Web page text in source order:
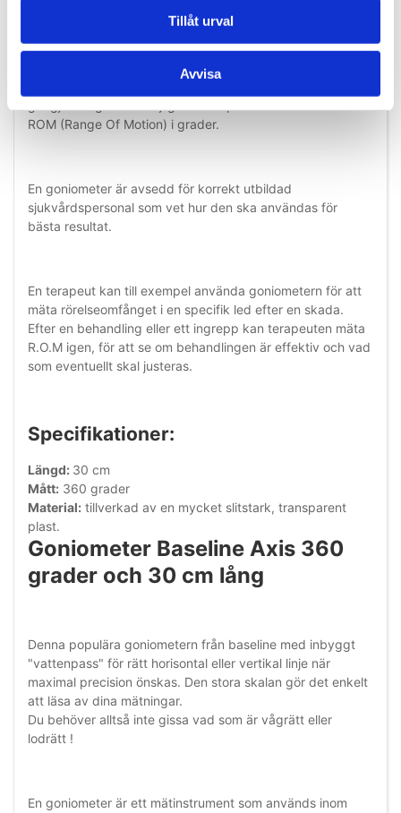
Tillåt urval
Avvisa
ortopedi/fysioterapi för att mäta en ledens rörelseomfång.
Det finns två "armar" - en stationär och en rörlig - som är
länkade till varandra. Var och en av dem placeras på
specifika punkter på kroppen med goniometerns centrum i
ROM (Range Of Motion) i grader.
En goniometer är avsedd för korrekt utbildad
sjukvårdspersonal som vet hur den ska användas för
bästa resultat.
En terapeut kan till exempel använda goniometern för att
mäta rörelseomfånget i en specifik led efter en skada.
Efter en behandling eller ett ingrepp kan terapeuten mäta
R.O.M igen, för att se om behandlingen är effektiv och vad
som eventuellt skal justeras.
Specifikationer:
Längd: 30 cm
Mått: 360 grader
Material: tillverkad av en mycket slitstark, transparent
plast.
Goniometer Baseline Axis 360
grader och 30 cm lång
Denna populära goniometern från baseline med inbyggt
"vattenpass" för rätt horisontal eller vertikal linje när
maximal precision önskas. Den stora skalan gör det enkelt
att läsa av dina mätningar.
Du behöver alltså inte gissa vad som är vågrätt eller
lodrätt !
En goniometer är ett mätinstrument som används inom